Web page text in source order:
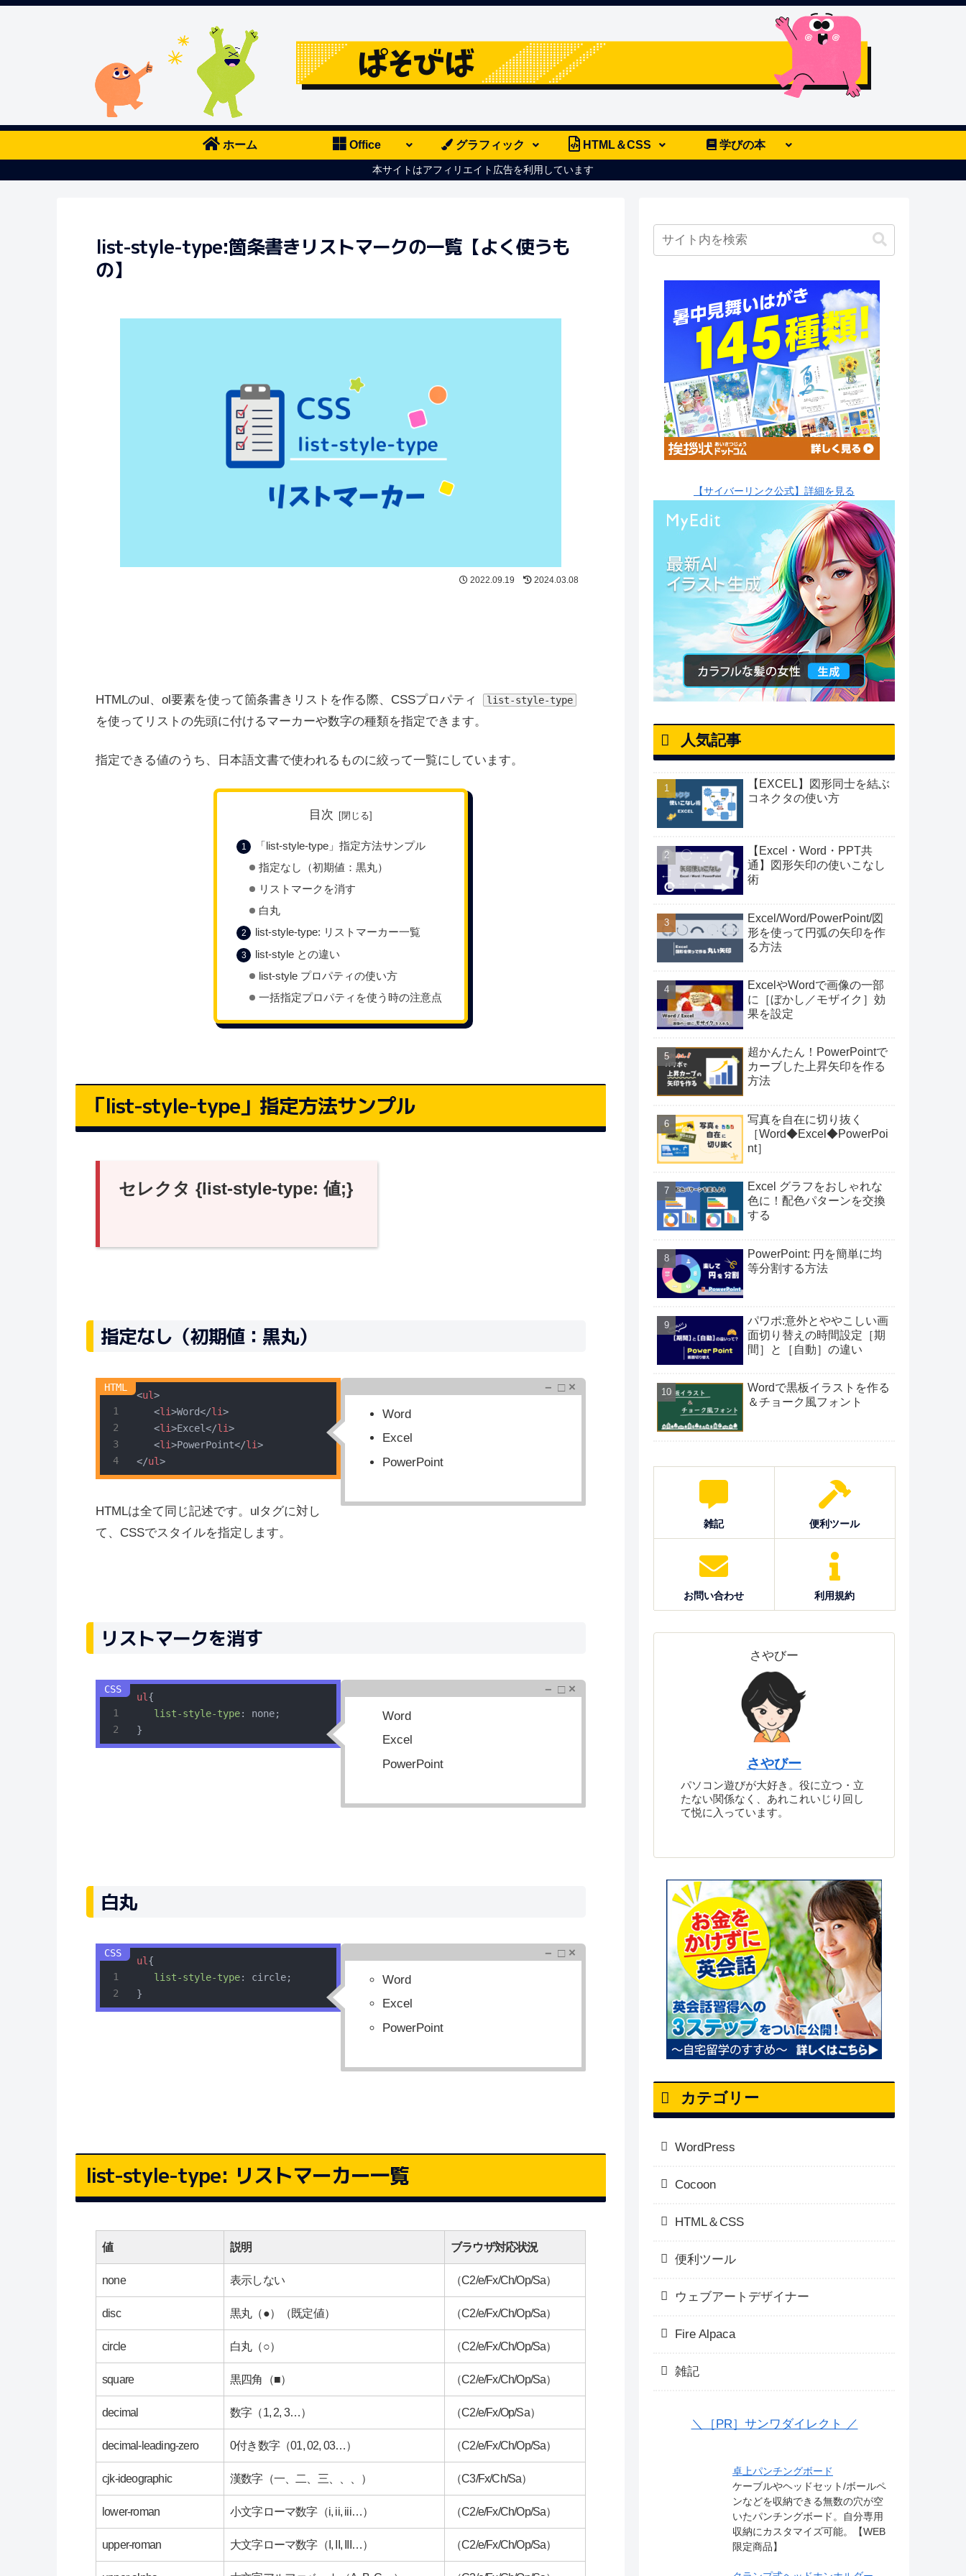
ホーム Office グラフィック HTML＆CSS 学びの本
本サイトはアフィリエイト広告を利用しています
list-style-type:箇条書きリストマークの一覧【よく使うも
の】
2022.09.19 2024.03.08
HTMLのul、ol要素を使って箇条書きリストを作る際、CSSプロパティ list-style-type
を使ってリストの先頭に付けるマーカーや数字の種類を指定できます。
指定できる値のうち、日本語文書で使われるものに絞って一覧にしています。
目次
「list-style-type」指定方法サンプル
指定なし（初期値：黒丸）
リストマークを消す
白丸
list-style-type: リストマーカー一覧
list-style との違い
list-style プロパティの使い方
一括指定プロパティを使う時の注意点
「list-style-type」指定方法サンプル
セレクタ {list-style-type: 値;}
指定なし（初期値：黒丸）
<ul>
<li>Word</li>
<li>Excel</li>
<li>PowerPoint</li>
</ul>
HTMLは全て同じ記述です。ulタグに対し
て、CSSでスタイルを指定します。
－ □ ×
Word
Excel
PowerPoint
リストマークを消す
ul {
list-style-type: none;
}
－ □ ×
Word
Excel
PowerPoint
白丸
ul {
list-style-type: circle;
}
－ □ ×
Word
Excel
PowerPoint
list-style-type: リストマーカー一覧
値 説明 ブラウザ対応状況
none 表示しない （C2/e/Fx/Ch/Op/Sa）
disc 黒丸（●）（既定値） （C2/e/Fx/Ch/Op/Sa）
circle 白丸（○） （C2/e/Fx/Ch/Op/Sa）
square 黒四角（■） （C2/e/Fx/Ch/Op/Sa）
decimal 数字（1, 2, 3…） （C2/e/Fx/Op/Sa）
decimal-leading-zero 0付き数字（01, 02, 03…） （C2/e/Fx/Ch/Op/Sa）
cjk-ideographic 漢数字（一、二、三、、、） （C3/Fx/Ch/Sa）
lower-roman 小文字ローマ数字（i, ii, iii…） （C2/e/Fx/Ch/Op/Sa）
upper-roman 大文字ローマ数字（I, II, III…） （C2/e/Fx/Ch/Op/Sa）
【サイバーリンク公式】詳細を見る
人気記事
【EXCEL】図形同士を結ぶ
コネクタの使い方
【Excel・Word・PPT共
通】図形矢印の使いこなし
術
Excel/Word/PowerPoint/図
形を使って円弧の矢印を作
る方法
ExcelやWordで画像の一部
に［ぼかし／モザイク］効
果を設定
超かんたん！PowerPointで
カーブした上昇矢印を作る
方法
写真を自在に切り抜く
［Word◆Excel◆PowerPoi
nt］
Excel グラフをおしゃれな
色に！配色パターンを交換
する
PowerPoint: 円を簡単に均
等分割する方法
パワポ:意外とややこしい画
面切り替えの時間設定［期
間］と［自動］の違い
Wordで黒板イラストを作る
＆チョーク風フォント
雑記 便利ツール
お問い合わせ 利用規約
さやびー
さやびー
パソコン遊びが大好き。役に立つ・立
たない関係なく、あれこれいじり回し
て悦に入っています。
カテゴリー
WordPress
Cocoon
HTML＆CSS
便利ツール
ウェブアートデザイナー
Fire Alpaca
雑記
＼［PR］サンワダイレクト ／
卓上パンチングボード
ケーブルやヘッドセット/ボールペ
ンなどを収納できる無数の穴が空
いたパンチングボード。自分専用
収納にカスタマイズ可能。【WEB
限定商品】